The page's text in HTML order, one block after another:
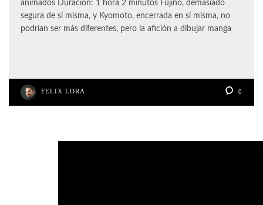
animados Duración: 1 hora 2 minutos Fujino, demasiado
segura de sí misma, y Kyomoto, encerrada en sí misma, no
podrían ser más diferentes, pero la afición a dibujar manga
FELIX LORA 0